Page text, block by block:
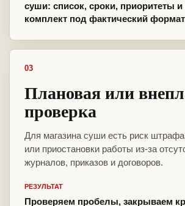
суши: список, сроки, приоритеты
комплект под фактический
03
Плановая или
проверка
Для магазина суши есть риск
или приостановки работы из-за
журналов, приказов и договоров.
РЕЗУЛЬТАТ
Проверяем пробелы, закрываем